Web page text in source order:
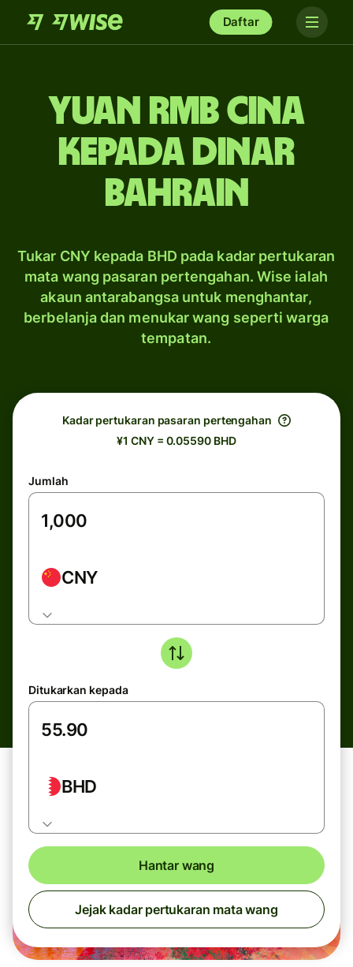
Daftar
yuan rmb Cina
kepada dinar
Bahrain
Tukar CNY kepada BHD pada kadar pertukaran
mata wang pasaran pertengahan. Wise ialah
akaun antarabangsa untuk menghantar,
berbelanja dan menukar wang seperti warga
tempatan.
Kadar pertukaran pasaran pertengahan
¥1 CNY = 0.05590 BHD
Jumlah
CNY
Ditukarkan kepada
BHD
Hantar wang
Jejak kadar pertukaran mata wang